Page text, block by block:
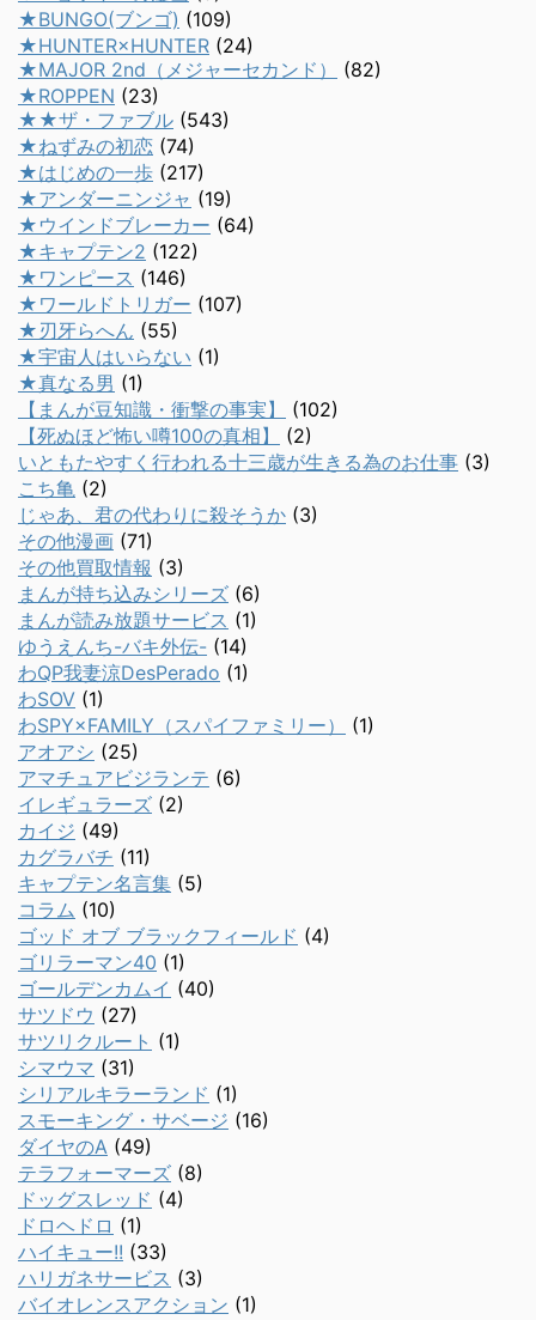
★BUNGO(ブンゴ) (109)
★HUNTER×HUNTER (24)
★MAJOR 2nd（メジャーセカンド）
(82)
★ROPPEN (23)
★★ザ・ファブル (543)
★ねずみの初恋 (74)
★はじめの一歩 (217)
★アンダーニンジャ (19)
★ウインドブレーカー (64)
★キャプテン2 (122)
★ワンピース (146)
★ワールドトリガー (107)
★刃牙らへん (55)
★宇宙人はいらない (1)
★真なる男 (1)
【まんが豆知識・衝撃の事実】
(102)
【死ぬほど怖い噂100の真相】
(2)
いともたやすく行われる十三歳が生きる為のお仕事 (3)
こち亀 (2)
じゃあ、君の代わりに殺そうか (3)
その他漫画 (71)
その他買取情報 (3)
まんが持ち込みシリーズ (6)
まんが読み放題サービス (1)
ゆうえんち-バキ外伝- (14)
わQP我妻涼DesPerado (1)
わSOV (1)
わSPY×FAMILY（スパイファミリー）
(1)
アオアシ (25)
アマチュアビジランテ (6)
イレギュラーズ (2)
カイジ (49)
カグラバチ (11)
キャプテン名言集 (5)
コラム (10)
ゴッド オブ ブラックフィールド (4)
ゴリラーマン40 (1)
ゴールデンカムイ (40)
サツドウ (27)
サツリクルート (1)
シマウマ (31)
シリアルキラーランド (1)
スモーキング・サベージ (16)
ダイヤのA (49)
テラフォーマーズ (8)
ドッグスレッド (4)
ドロヘドロ (1)
ハイキュー!! (33)
ハリガネサービス (3)
バイオレンスアクション (1)